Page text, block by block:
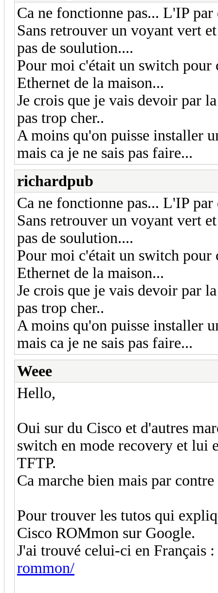
Ca ne fonctionne pas... L'IP
Sans retrouver un voyant vert
pas de soulution....
Pour moi c'était un switch pour
Ethernet de la maison...
Je crois que je vais devoir par
pas trop cher..
A moins qu'on puisse installer
mais ca je ne sais pas faire...
richardpub
Ca ne fonctionne pas... L'IP
Sans retrouver un voyant vert
pas de soulution....
Pour moi c'était un switch pour
Ethernet de la maison...
Je crois que je vais devoir par
pas trop cher..
A moins qu'on puisse installer
mais ca je ne sais pas faire...
Weee
Hello,
Oui sur du Cisco et d'autres
switch en mode recovery et lui
TFTP.
Ca marche bien mais par
Pour trouver les tutos qui
Cisco ROMmon sur Google.
J'ai trouvé celui-ci en Français :
rommon/